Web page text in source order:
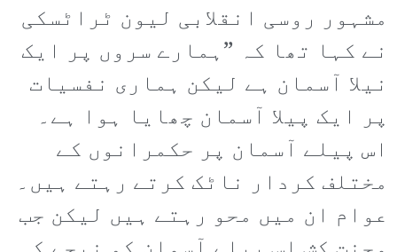
مشہور روسی انقلابی لیون ٹراٹسکی
نے کہا تھا کہ ”ہمارے سروں پر ایک
نیلا آسمان ہے لیکن ہماری نفسیات
پر ایک پیلا آسمان چھایا ہوا ہے۔
اس پیلے آسمان پر حکمرانوں کے
مختلف کردار ناٹک کرتے رہتے ہیں۔
عوام ان میں محو رہتے ہیں لیکن جب